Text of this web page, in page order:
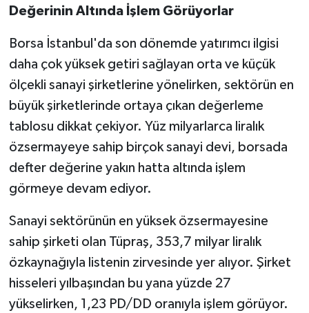
Değerinin Altında İşlem Görüyorlar
Borsa İstanbul'da son dönemde yatırımcı ilgisi
daha çok yüksek getiri sağlayan orta ve küçük
ölçekli sanayi şirketlerine yönelirken, sektörün en
büyük şirketlerinde ortaya çıkan değerleme
tablosu dikkat çekiyor. Yüz milyarlarca liralık
özsermayeye sahip birçok sanayi devi, borsada
defter değerine yakın hatta altında işlem
görmeye devam ediyor.
Sanayi sektörünün en yüksek özsermayesine
sahip şirketi olan Tüpraş, 353,7 milyar liralık
özkaynağıyla listenin zirvesinde yer alıyor. Şirket
hisseleri yılbaşından bu yana yüzde 27
yükselirken, 1,23 PD/DD oranıyla işlem görüyor.